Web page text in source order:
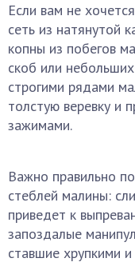
Если вам не
сеть из натянутой
копны из побегов
скоб или
строгими рядами
толстую веревку и
зажимами.
Важно правильно
стеблей малины:
приведет к
запоздалые
ставшие хрупкими